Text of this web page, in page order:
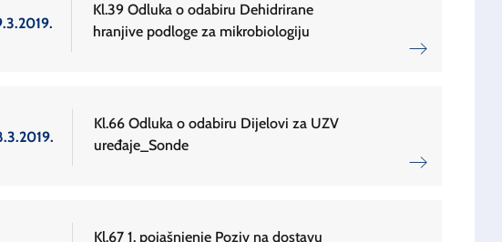
Kl.39 Odluka o odabiru Dehidrirane
hranjive podloge za mikrobiologiju
Kl.66 Odluka o odabiru Dijelovi za UZV
uređaje_Sonde
Kl.67 1. pojašnjenje Poziv na dostavu